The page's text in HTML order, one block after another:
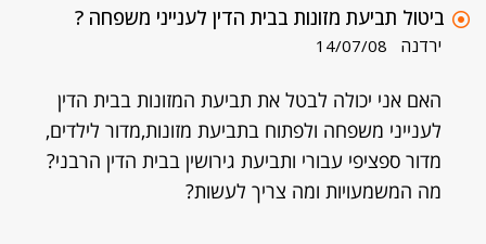
ביטול תביעת מזונות בבית הדין לענייני משפחה ?
ירדנה 14/07/08
האם אני יכולה לבטל את תביעת המזונות בבית הדין
לענייני משפחה ולפתוח בתביעת מזונות,מדור לילדים,
מדור ספציפי עבורי ותביעת גירושין בבית הדין הרבני?
מה המשמעויות ומה צריך לעשות?